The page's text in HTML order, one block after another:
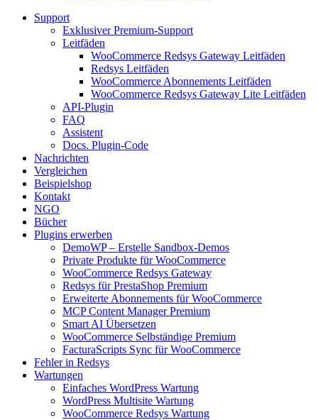
Support
Exklusiver Premium-Support
Leitfäden
WooCommerce Redsys Gateway Leitfäden
Redsys Leitfäden
WooCommerce Abonnements Leitfäden
WooCommerce Redsys Gateway Lite Leitfäden
API-Plugin
FAQ
Assistent
Docs. Plugin-Code
Nachrichten
Vergleichen
Beispielshop
Kontakt
NGO
Bücher
Plugins erwerben
DemoWP – Erstelle Sandbox-Demos
Private Produkte für WooCommerce
WooCommerce Redsys Gateway
Redsys für PrestaShop Premium
Erweiterte Abonnements für WooCommerce
MCP Content Manager Premium
Smart AI Übersetzen
WooCommerce Selbständige Premium
FacturaScripts Sync für WooCommerce
Fehler in Redsys
Wartungen
Einfaches WordPress Wartung
WordPress Multisite Wartung
WooCommerce Redsys Wartung